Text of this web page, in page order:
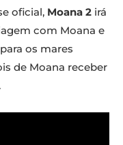
oficial, Moana 2 irá
com Moana e
os mares
de Moana receber